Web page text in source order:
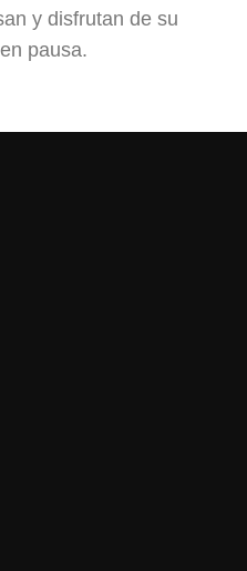
y disfrutan de su
pausa.